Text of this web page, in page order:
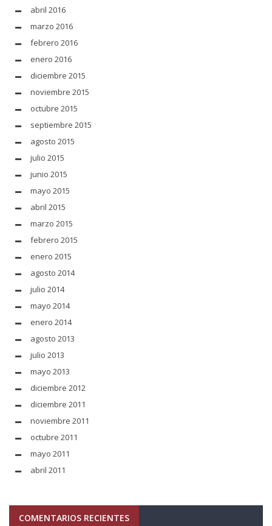
abril 2016
marzo 2016
febrero 2016
enero 2016
diciembre 2015
noviembre 2015
octubre 2015
septiembre 2015
agosto 2015
julio 2015
junio 2015
mayo 2015
abril 2015
marzo 2015
febrero 2015
enero 2015
agosto 2014
julio 2014
mayo 2014
enero 2014
agosto 2013
julio 2013
mayo 2013
diciembre 2012
diciembre 2011
noviembre 2011
octubre 2011
mayo 2011
abril 2011
COMENTARIOS RECIENTES